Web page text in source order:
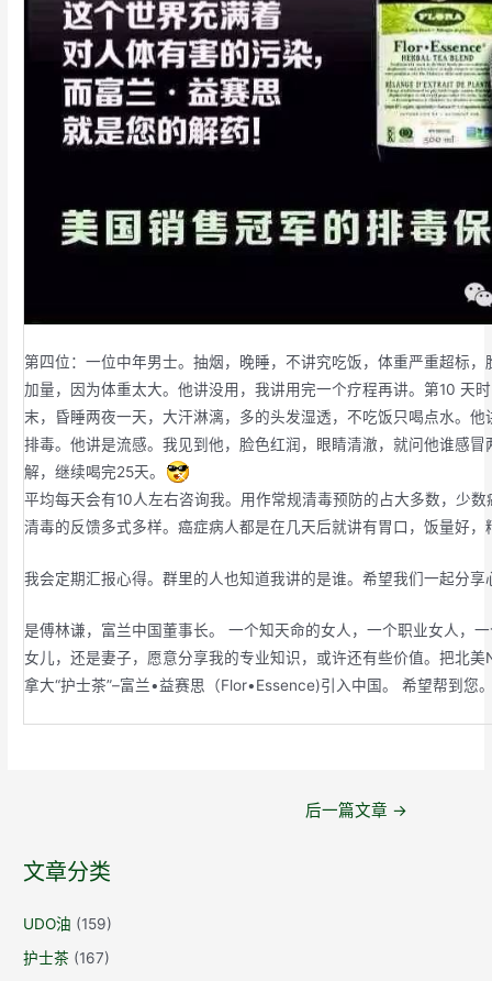
第四位：一位中年男士。抽烟，晚睡，不讲究吃饭，体重严重超标，
加量，因为体重太大。他讲没用，我讲用完一个疗程再讲。第10 天
末，昏睡两夜一天，大汗淋漓，多的头发湿透，不吃饭只喝点水。他
排毒。他讲是流感。我见到他，脸色红润，眼睛清澈，就问他谁感冒
解，继续喝完25天。
平均每天会有10人左右咨询我。用作常规清毒预防的占大多数，少数
清毒的反馈多式多样。癌症病人都是在几天后就讲有胃口，饭量好，
我会定期汇报心得。群里的人也知道我讲的是谁。希望我们一起分享
是傅林谦，富兰中国董事长。 一个知天命的女人，一个职业女人，
女儿，还是妻子，愿意分享我的专业知识，或许还有些价值。把北美
拿大“护士茶”–富兰•益赛思（Flor•Essence)引入中国。 希望帮到您
导
航
后一篇文章 →
文章分类
UDO油 (159)
护士茶 (167)